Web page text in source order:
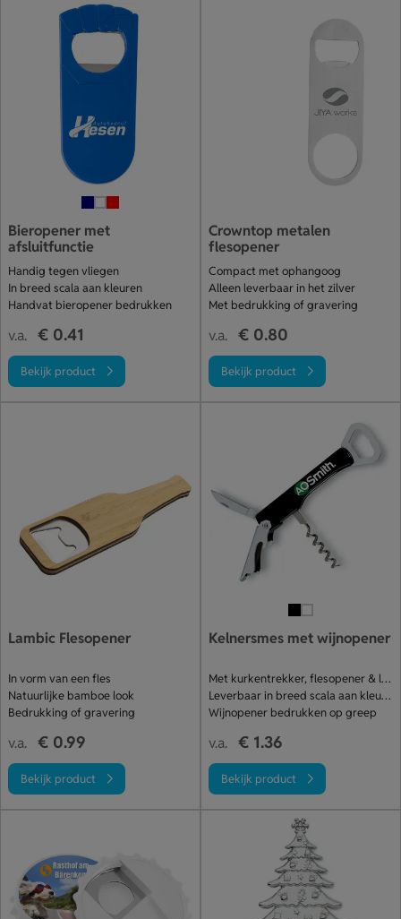
Bieropener met
afsluitfunctie
Handig tegen vliegen
In breed scala aan kleuren
Handvat bieropener bedrukken
v.a. € 0.41
Bekijk product
Crowntop metalen
flesopener
Compact met ophangoog
Alleen leverbaar in het zilver
Met bedrukking of gravering
v.a. € 0.80
Bekijk product
Lambic Flesopener
In vorm van een fles
Natuurlijke bamboe look
Bedrukking of gravering
v.a. € 0.99
Bekijk product
Kelnersmes met wijnopener
Met kurkentrekker, flesopener & loodsnijder
Leverbaar in breed scala aan kleuren
Wijnopener bedrukken op greep
v.a. € 1.36
Bekijk product